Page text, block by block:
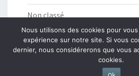
Non classé
Fièrement propulsé par
Nous utilisons des cookies pour
expérience sur notre site. Si vous
dernier, nous considérerons que vous
cookies.